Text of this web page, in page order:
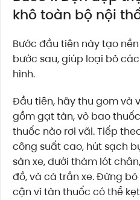
khô toàn bộ nội
Bước đầu tiên này tạo
bước sau, giúp loại bỏ
hình.
Đầu tiên, hãy thu gom và
gồm gạt tàn, vỏ bao
thuốc nào rơi vãi. Tiếp
công suất cao, hút sạch
sàn xe, dưới thảm lót
đồ, và cả trần xe. Đừng
cận vì tàn thuốc có thể